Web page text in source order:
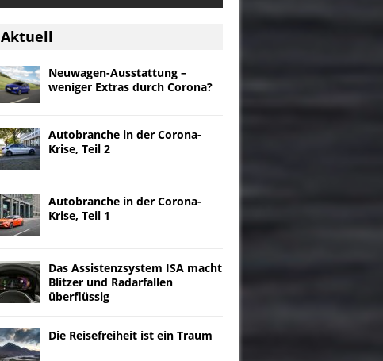
Aktuell
Neuwagen-Ausstattung –
weniger Extras durch Corona?
Autobranche in der Corona-
Krise, Teil 2
Autobranche in der Corona-
Krise, Teil 1
Das Assistenzsystem ISA macht
Blitzer und Radarfallen
überflüssig
Die Reisefreiheit ist ein Traum